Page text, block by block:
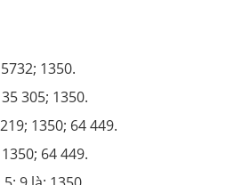
1350.
305; 1350.
1350; 64 449.
64 449.